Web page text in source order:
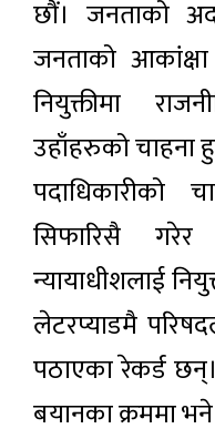
छौं। जनताको
जनताको
नियुक्तीमा
उहाँहरुको चाहना
पदाधिकारीको
सिफारिसै
न्यायाधीशलाई
लेटरप्याडमै
पठाएका रेकर्ड
बयानका क्रममा